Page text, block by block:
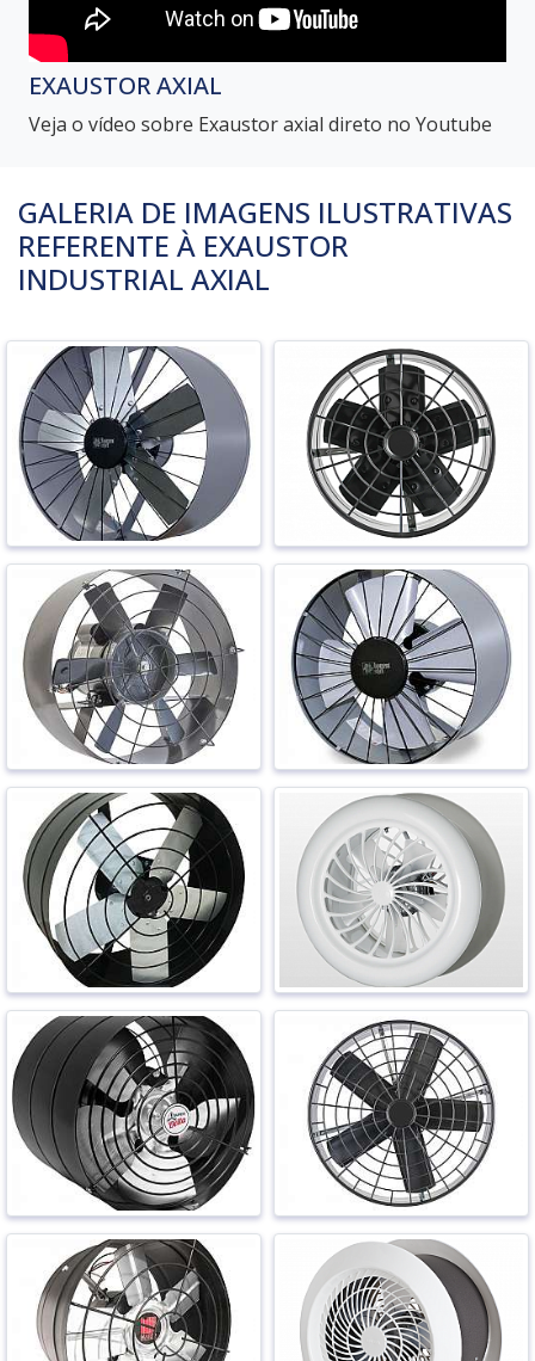
EXAUSTOR AXIAL
Veja o vídeo sobre Exaustor axial direto no Youtube
GALERIA DE IMAGENS ILUSTRATIVAS
REFERENTE À EXAUSTOR
INDUSTRIAL AXIAL